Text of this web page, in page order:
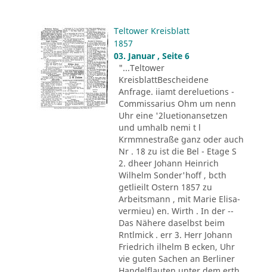
Teltower Kreisblatt
1857
03. Januar , Seite 6
"...Teltower
KreisblattBescheidene
Anfrage. iiamt dereluetions -
Commissarius Ohm um nenn
Uhr eine '2luetionansetzen
und umhalb nemi t l
Krmmnestraße ganz oder auch
Nr . 18 zu ist die Bel - Etage S
2. dheer Johann Heinrich
Wilhelm Sonder'hoff , bcth
getlieilt Ostern 1857 zu
Arbeitsmann , mit Marie Elisa-
vermieu) en. Wirth . In der --
Das Nähere daselbst beim
Rntlmick . err 3. Herr Johann
Friedrich ilhelm B ecken, Uhr
vie guten Sachen an Berliner